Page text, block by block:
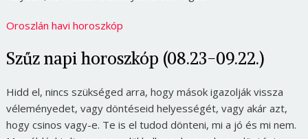
Oroszlán havi horoszkóp
Szűz napi horoszkóp (08.23-09.22.)
Hidd el, nincs szükséged arra, hogy mások igazolják vissza
véleményedet, vagy döntéseid helyességét, vagy akár azt,
hogy csinos vagy-e. Te is el tudod dönteni, mi a jó és mi nem.